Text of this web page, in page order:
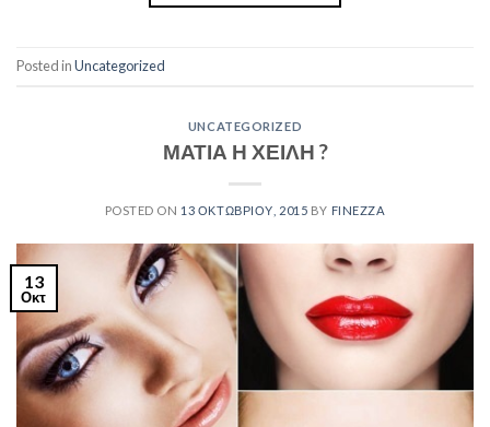
Posted inUncategorized
UNCATEGORIZED
ΜΑΤΙΑ Η ΧΕΙΛΗ ?
POSTED ON 13 ΟΚΤΩΒΡΊΟΥ, 2015 BY FINEZZA
13
Οκτ